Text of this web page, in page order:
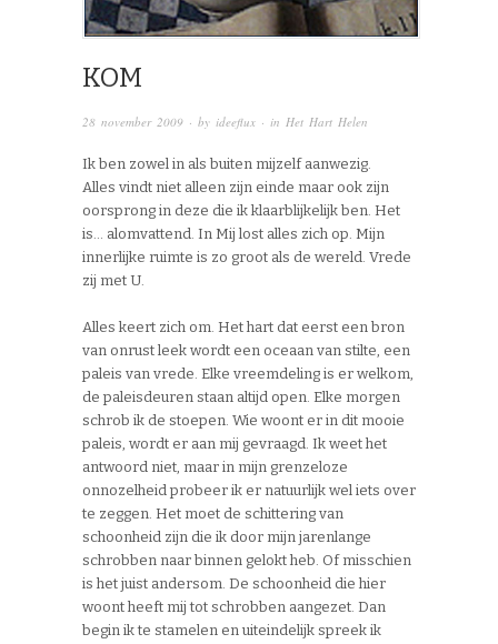
KOM
28 november 2009 · by ideeflux · in Het Hart Helen
Ik ben zowel in als buiten mijzelf aanwezig.
Alles vindt niet alleen zijn einde maar ook zijn
oorsprong in deze die ik klaarblijkelijk ben. Het
is… alomvattend. In Mij lost alles zich op. Mijn
innerlijke ruimte is zo groot als de wereld. Vrede
zij met U.
Alles keert zich om. Het hart dat eerst een bron
van onrust leek wordt een oceaan van stilte, een
paleis van vrede. Elke vreemdeling is er welkom,
de paleisdeuren staan altijd open. Elke morgen
schrob ik de stoepen. Wie woont er in dit mooie
paleis, wordt er aan mij gevraagd. Ik weet het
antwoord niet, maar in mijn grenzeloze
onnozelheid probeer ik er natuurlijk wel iets over
te zeggen. Het moet de schittering van
schoonheid zijn die ik door mijn jarenlange
schrobben naar binnen gelokt heb. Of misschien
is het juist andersom. De schoonheid die hier
woont heeft mij tot schrobben aangezet. Dan
begin ik te stamelen en uiteindelijk spreek ik